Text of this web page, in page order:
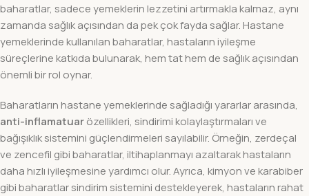
baharatlar, sadece yemeklerin lezzetini artırmakla kalmaz, aynı
zamanda sağlık açısından da pek çok fayda sağlar. Hastane
yemeklerinde kullanılan baharatlar, hastaların iyileşme
süreçlerine katkıda bulunarak, hem tat hem de sağlık açısından
önemli bir rol oynar.
Baharatların hastane yemeklerinde sağladığı yararlar arasında,
anti-inflamatuarözellikleri, sindirimi kolaylaştırmaları ve
bağışıklık sistemini güçlendirmeleri sayılabilir. Örneğin, zerdeçal
ve zencefil gibi baharatlar, iltihaplanmayı azaltarak hastaların
daha hızlı iyileşmesine yardımcı olur. Ayrıca, kimyon ve karabiber
gibi baharatlar sindirim sistemini destekleyerek, hastaların rahat